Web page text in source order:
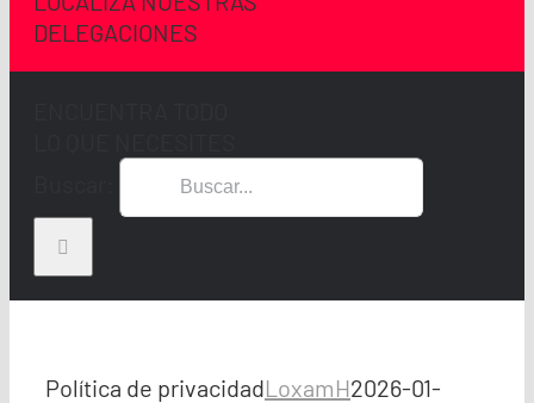
DELEGACIONES
Política de privacidadLoxamH2026-01-